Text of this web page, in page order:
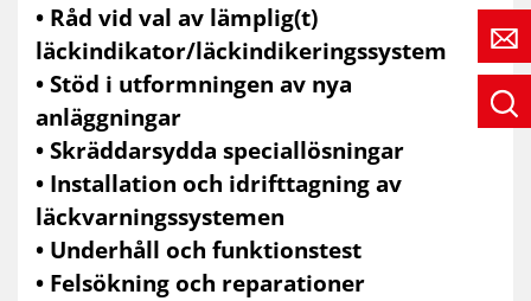
• Råd vid val av lämplig(t)
läckindikator/läckindikeringssystem
• Stöd i utformningen av nya
anläggningar
• Skräddarsydda speciallösningar
• Installation och idrifttagning av
läckvarningssystemen
• Underhåll och funktionstest
• Felsökning och reparationer